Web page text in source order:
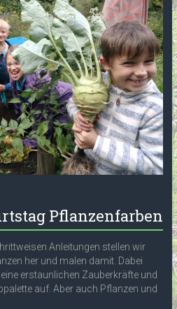
Pflanzenfarben
Anleitungen stellen wir
her und malen damit. Dabei
erstaunlichen Zauberkräfte und
auf. Aber auch Pflanzen und